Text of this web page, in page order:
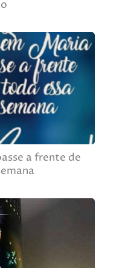
a frente de